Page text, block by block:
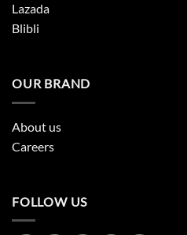
Lazada
Blibli
OUR BRAND
About us
Careers
FOLLOW US